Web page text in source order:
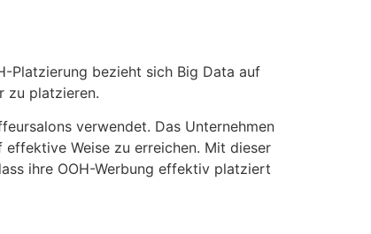
Platzierung bezieht sich Big Data auf
zu platzieren.
verwendet. Das Unternehmen
Weise zu erreichen. Mit dieser
ihre OOH-Werbung effektiv platziert